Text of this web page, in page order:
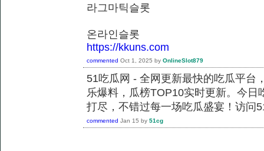
라그마틱슬롯
온라인슬롯
https://kkuns.com
commented Oct 1, 2025 by OnlineSlot879
51吃瓜网 - 全网更新最快的吃瓜平台
乐爆料，瓜榜TOP10实时更新。今
打尽，不错过每一场吃瓜盛宴！访问
commented Jan 15 by 51cg